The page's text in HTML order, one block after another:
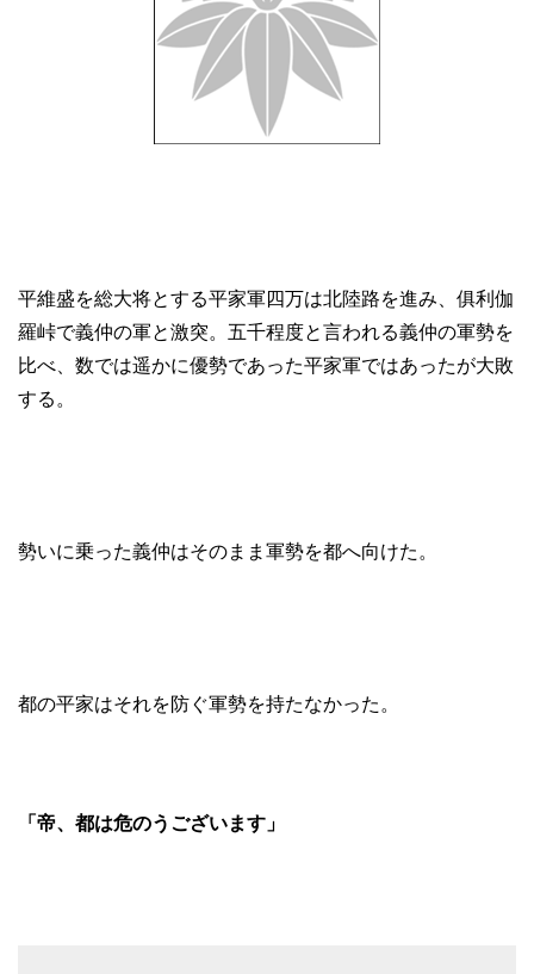
平維盛を総大将とする平家軍四万は北陸路を進み、俱利伽
羅峠で義仲の軍と激突。五千程度と言われる義仲の軍勢を
比べ、数では遥かに優勢であった平家軍ではあったが大敗
する。
勢いに乗った義仲はそのまま軍勢を都へ向けた。
都の平家はそれを防ぐ軍勢を持たなかった。
「帝、都は危のうございます」